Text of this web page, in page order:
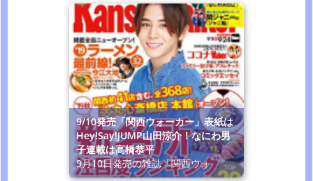
9/10発売「関西ウォーカー」表紙は
Hey!Say!JUMP山田涼介！なにわ男
子連載は高橋恭平
9月10日発売の雑誌「関西ウォ